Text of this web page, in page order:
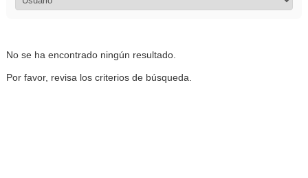
No se ha encontrado ningún resultado.
Por favor, revisa los criterios de búsqueda.